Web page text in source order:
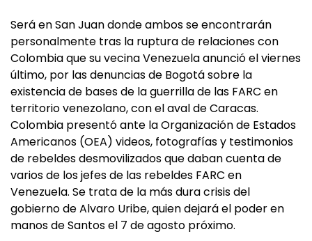
Será en San Juan donde ambos se encontrarán
personalmente tras la ruptura de relaciones con
Colombia que su vecina Venezuela anunció el viernes
último, por las denuncias de Bogotá sobre la
existencia de bases de la guerrilla de las FARC en
territorio venezolano, con el aval de Caracas.
Colombia presentó ante la Organización de Estados
Americanos (OEA) videos, fotografías y testimonios
de rebeldes desmovilizados que daban cuenta de
varios de los jefes de las rebeldes FARC en
Venezuela. Se trata de la más dura crisis del
gobierno de Alvaro Uribe, quien dejará el poder en
manos de Santos el 7 de agosto próximo.